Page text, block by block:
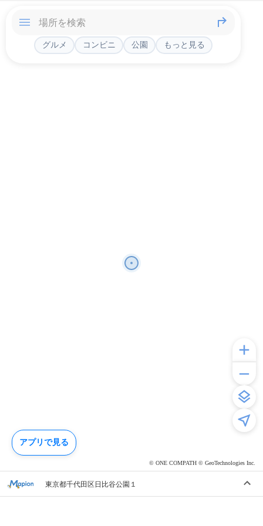
© ONE COMPATH © GeoTechnologies Inc.
グルメ コンビニ 公園 もっと見る
東京都千代田区日比谷公園１
アプリで見る